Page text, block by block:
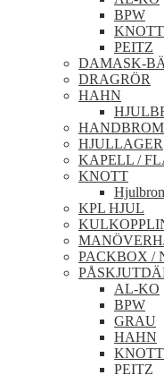
BPW
KNOTT
PEITZ
DAMASK-
DRAGRÖR
HAHN
HJULLAGER
KAPELL /
KNOTT
KPL HJUL
PACKBOX /
AL-KO
BPW
GRAU
HAHN
KNOTT
PEITZ